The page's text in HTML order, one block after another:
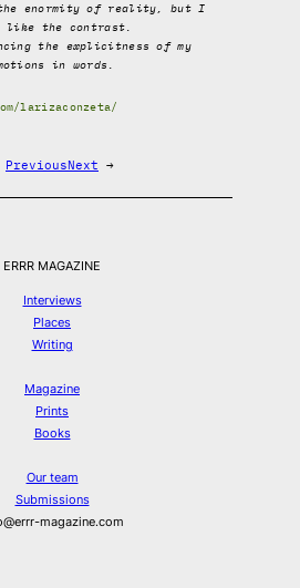
enormity of reality, but I
like the contrast.
the explicitness of my
in words.
larizaconzeta/
PreviousNext →
ERRR MAGAZINE
Interviews
Places
Writing
Magazine
Prints
Books
Our team
Submissions
magazine.com